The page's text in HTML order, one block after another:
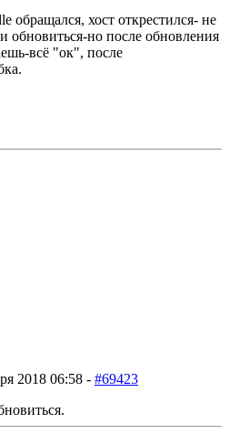
обращался, хост открестился- не
обновиться-но после обновления
всё "ок", после
2018 06:58 - #69423